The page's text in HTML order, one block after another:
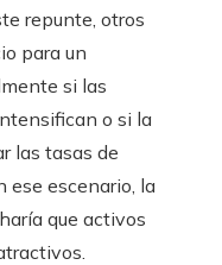
repunte, otros
para un
si las
o si la
las tasas de
ese escenario, la
que activos